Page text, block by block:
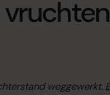
weggewerkt.